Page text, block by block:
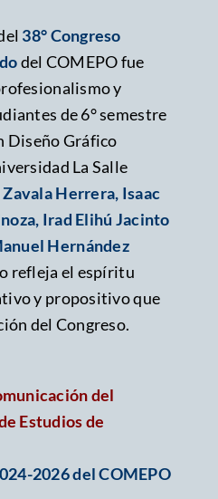
38° Congreso
del COMEPO fue
y
de 6° semestre
Diseño Gráfico
La Salle
Herrera, Isaac
Irad Elihú Jacinto
Hernández
refleja el espíritu
y propositivo que
del Congreso.
del
Estudios de
2026 del COMEPO